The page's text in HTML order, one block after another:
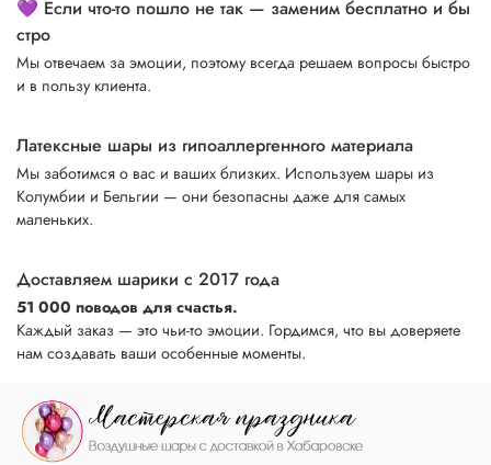
💜 Если что-то пошло не так — заменим бесплатно и бы
стро
Мы отвечаем за эмоции, поэтому всегда решаем вопросы быстро
и в пользу клиента.
Латексные шары из гипоаллергенного материала
Мы заботимся о вас и ваших близких. Используем шары из
Колумбии и Бельгии — они безопасны даже для самых
маленьких.
Доставляем шарики с 2017 года
51 000 поводов для счастья.
Каждый заказ — это чьи-то эмоции. Гордимся, что вы доверяете
нам создавать ваши особенные моменты.